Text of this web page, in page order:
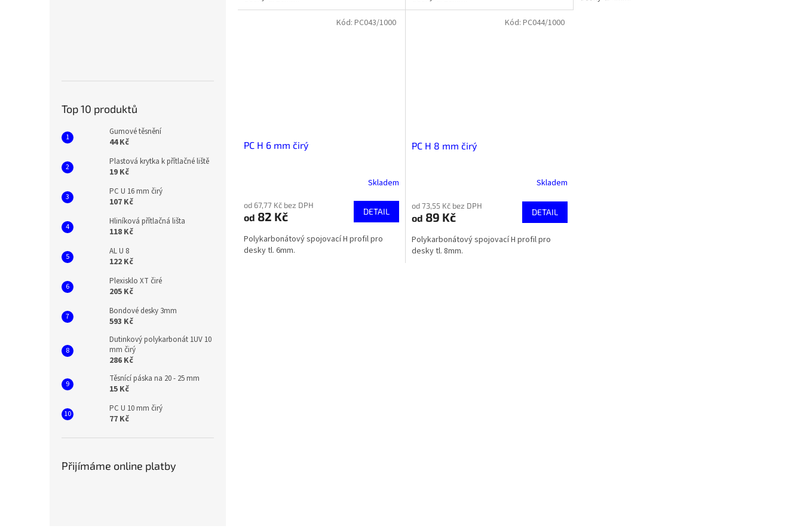
Top 10 produktů
Gumové těsnění
44 Kč
Plastová krytka k přítlačné liště
19 Kč
PC U 16 mm čirý
107 Kč
Hliníková přítlačná lišta
118 Kč
AL U 8
122 Kč
Plexisklo XT čiré
205 Kč
Bondové desky 3mm
593 Kč
Dutinkový polykarbonát 1UV 10
mm čirý
286 Kč
Těsnící páska na 20 - 25 mm
15 Kč
PC U 10 mm čirý
77 Kč
Přijímáme online platby
PC H 6 mm čirý
Skladem
od 67,77 Kč bez DPH
od 82 Kč DETAIL
Polykarbonátový spojovací H profil pro
desky tl. 6mm.
Kód: PC043/1000
PC H 8 mm čirý
Skladem
od 73,55 Kč bez DPH
od 89 Kč DETAIL
Polykarbonátový spojovací H profil pro
desky tl. 8mm.
Kód: PC044/1000